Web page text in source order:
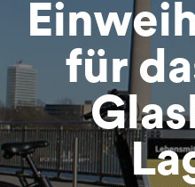
für